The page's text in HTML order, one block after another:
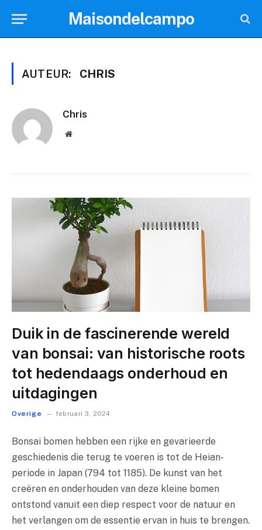
Maisondelcampo
AUTEUR: CHRIS
Chris
Website
Duik in de fascinerende wereld
van bonsai: van historische roots
tot hedendaags onderhoud en
uitdagingen
Overige februari 3, 2024
Bonsai bomen hebben een rijke en gevarieerde
geschiedenis die terug te voeren is tot de Heian-
periode in Japan (794 tot 1185). De kunst van het
creëren en onderhouden van deze kleine bomen
ontstond vanuit een diep respect voor de natuur en
het verlangen om de essentie ervan in huis te brengen.